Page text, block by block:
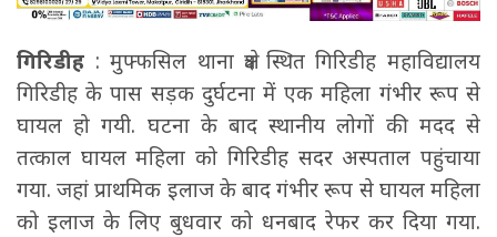
गिरिडीह : मुफ्फसिल थाना क्षेत्र स्थित गिरिडीह महाविद्यालय
गिरिडीह के पास सड़क दुर्घटना में एक महिला गंभीर रूप से
घायल हो गयी. घटना के बाद स्थानीय लोगों की मदद से
तत्काल घायल महिला को गिरिडीह सदर अस्पताल पहुंचाया
गया. जहां प्राथमिक इलाज के बाद गंभीर रूप से घायल महिला
को इलाज के लिए बुधवार को धनबाद रेफर कर दिया गया.